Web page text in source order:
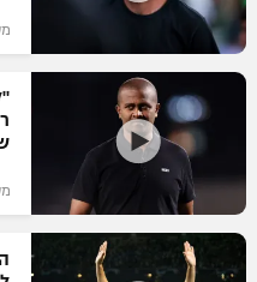
"מחצית בשכונה" –
משתתפים וזוכים
תקנון משתתפים וזוכים
תקנון עבור פעילות
טניס
גיימינג E-Sports
אופניים
ספורט מוטורי
כדורמים
פוטבול אמריקאי NFL
בייסבול MLB